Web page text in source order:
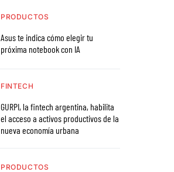
PRODUCTOS
Asus te indica cómo elegir tu
próxima notebook con IA
FINTECH
GURPI, la fintech argentina, habilita
el acceso a activos productivos de la
nueva economía urbana
PRODUCTOS